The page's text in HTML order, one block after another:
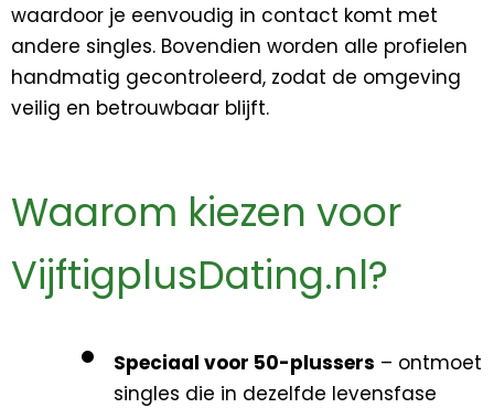
waardoor je eenvoudig in contact komt met
andere singles. Bovendien worden alle profielen
handmatig gecontroleerd, zodat de omgeving
veilig en betrouwbaar blijft.
Waarom kiezen voor
VijftigplusDating.nl?
Speciaal voor 50-plussers – ontmoet
singles die in dezelfde levensfase